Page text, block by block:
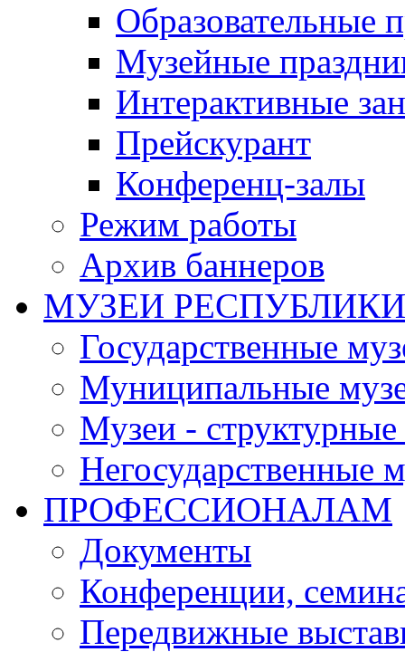
Образовательные
Музейные
Интерактивные
Прейскурант
Конференц-залы
Режим работы
Архив баннеров
МУЗЕИ РЕСПУБЛИКИ
Государственные
Муниципальные
Музеи - структурные
Негосударственные
ПРОФЕССИОНАЛАМ
Документы
Конференции,
Передвижные